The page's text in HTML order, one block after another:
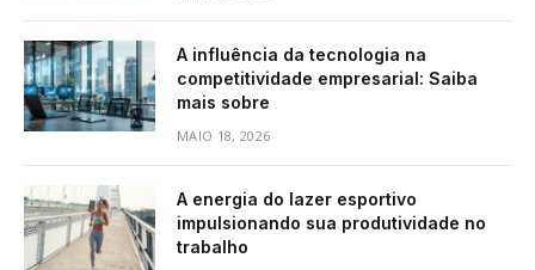
A influência da tecnologia na
competitividade empresarial: Saiba
mais sobre
MAIO 18, 2026
A energia do lazer esportivo
impulsionando sua produtividade no
trabalho